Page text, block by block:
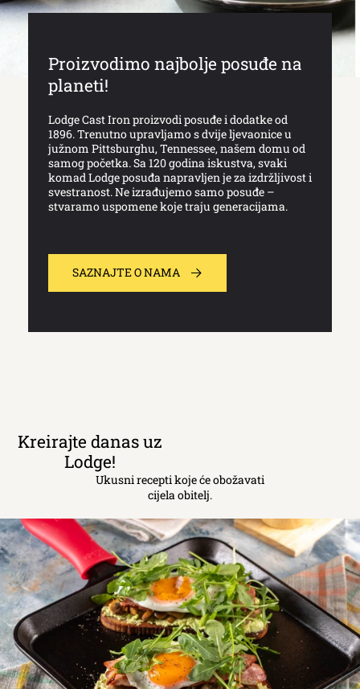
Proizvodimo najbolje posuđe na
planeti!
Lodge Cast Iron proizvodi posuđe i dodatke od
1896. Trenutno upravljamo s dvije ljevaonice u
južnom Pittsburghu, Tennessee, našem domu od
samog početka. Sa 120 godina iskustva, svaki
komad Lodge posuđa napravljen je za izdržljivost i
svestranost. Ne izrađujemo samo posuđe –
stvaramo uspomene koje traju generacijama.
SAZNAJTE O NAMA
Kreirajte danas uz
Lodge!
Ukusni recepti koje će obožavati
cijela obitelj.